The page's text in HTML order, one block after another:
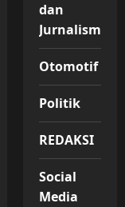
dan
Jurnalisme
Otomotif
Politik
REDAKSI
Social
Media